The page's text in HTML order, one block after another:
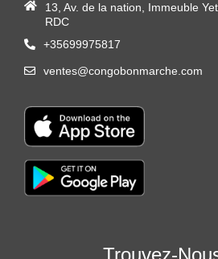
13, Av. de la nation, Immeuble
RDC
+35699975817
ventes@congobonmarche.com
Trouvez-